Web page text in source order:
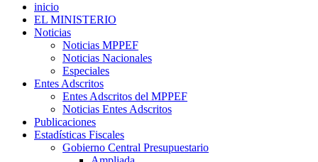
inicio
EL MINISTERIO
Noticias
Noticias MPPEF
Noticias Nacionales
Especiales
Entes Adscritos
Entes Adscritos del MPPEF
Noticias Entes Adscritos
Publicaciones
Estadísticas Fiscales
Gobierno Central Presupuestario